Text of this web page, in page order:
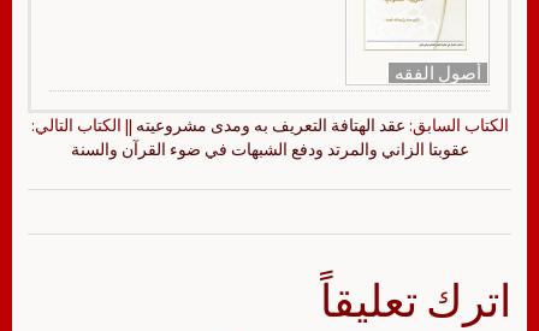
أصول الفقه
الكتاب السابق: عقد الهتافة التعريف به ومدى مشروعيته || الكتاب التالي:
عقوبتا الزاني والمرتد ودفع الشبهات في ضوء القرآن والسنة
اترك تعليقاً